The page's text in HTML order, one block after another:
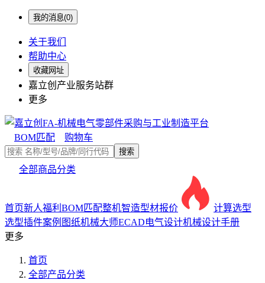
我的消息(0)
关于我们
帮助中心
收藏网址
嘉立创产业服务站群
更多
BOM匹配 购物车
搜索
全部商品分类
首页新人福利 BOM匹配整机智造型材报价
计算选型
选型插件案例图纸机械大师ECAD电气设计机械设计手册
更多
首页
全部产品分类